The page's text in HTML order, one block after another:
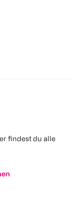
findest du alle